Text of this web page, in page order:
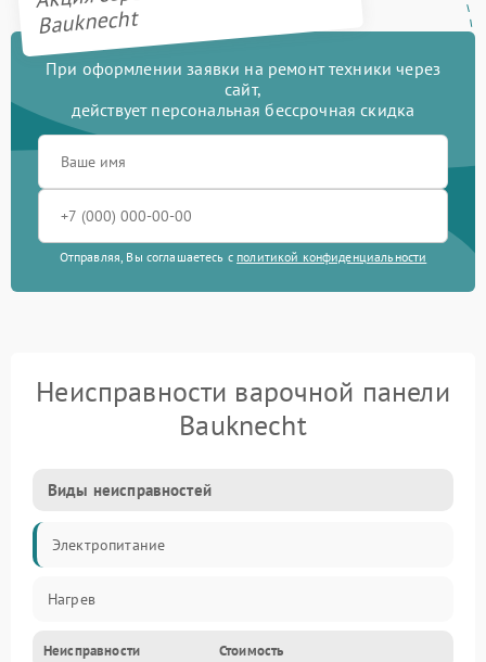
Bauknecht
При оформлении заявки на ремонт техники через
сайт,
действует персональная бессрочная скидка
Отправляя, Вы соглашаетесь с политикой конфиденциальности
Неисправности варочной панели
Bauknecht
Виды неисправностей
Электропитание
Нагрев
Неисправности Стоимость